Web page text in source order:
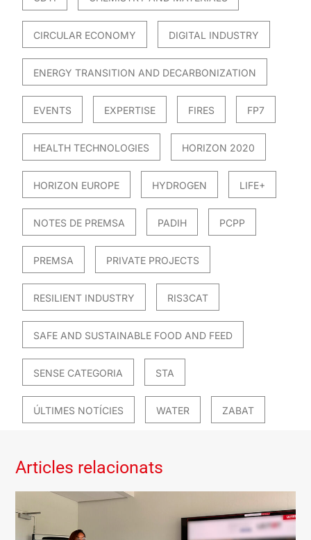
CIRCULAR ECONOMY DIGITAL INDUSTRY
ENERGY TRANSITION AND DECARBONIZATION
EVENTS EXPERTISE FIRES FP7
HEALTH TECHNOLOGIES HORIZON 2020
HORIZON EUROPE HYDROGEN LIFE+
NOTES DE PREMSA PADIH PCPP
PREMSA PRIVATE PROJECTS
RESILIENT INDUSTRY RIS3CAT
SAFE AND SUSTAINABLE FOOD AND FEED
SENSE CATEGORIA STA
ÚLTIMES NOTÍCIES WATER ZABAT
Articles relacionats